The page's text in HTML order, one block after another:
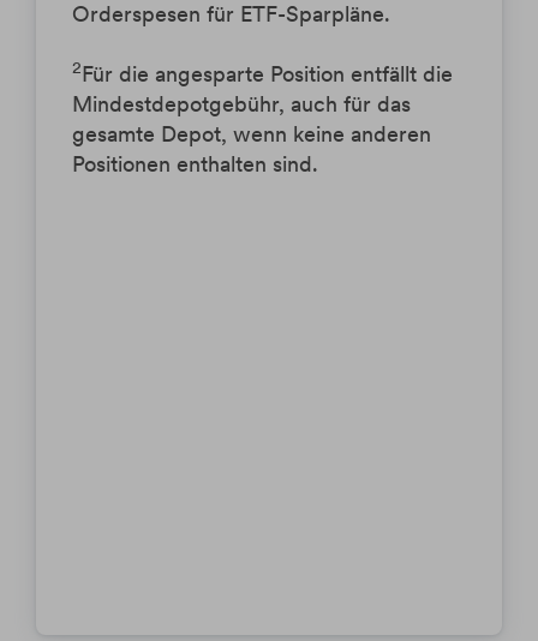
Orderspesen für ETF-Sparpläne.
2Für die angesparte Position entfällt die
Mindestdepotgebühr, auch für das
gesamte Depot, wenn keine anderen
Positionen enthalten sind.